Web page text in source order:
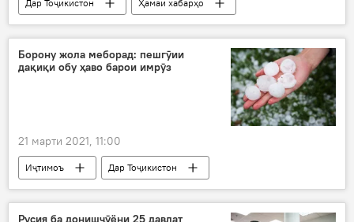
Дар Тоҷикистон
Ҳамаи хабарҳо
Иҷтимоъ
Борону жола меборад: пешгӯии
дақиқи обу ҳаво барои имрӯз
21 марти 2021, 11:00
Иҷтимоъ
Дар Тоҷикистон
Ҳамаи хабарҳо
Русия ба донишҷӯёни 25 давлат